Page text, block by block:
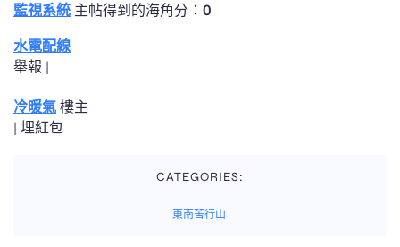
監視系統 主帖得到的海角分： 0
水電配線
舉報 |
冷暖氣 樓主
| 埋紅包
CATEGORIES:
東南苦行山